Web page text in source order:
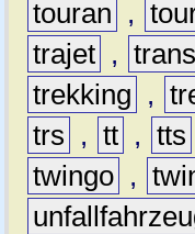
touran ,
trajet , trans
trekking
,
trs
, tt , tts
twingo ,